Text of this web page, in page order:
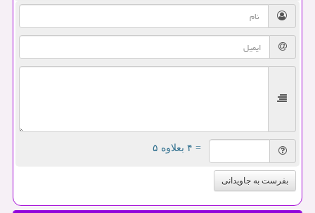
= ۴ بعلاوه ۵
بفرست به جاویدانی